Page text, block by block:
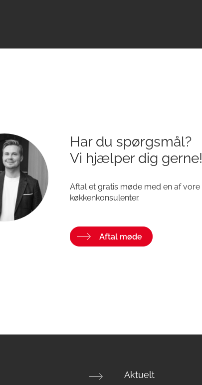
Har du spørgsmål?
Vi hjælper dig gerne!
Aftal et gratis møde med en af vore
køkkenkonsulenter.
Aftal møde
Aktuelt